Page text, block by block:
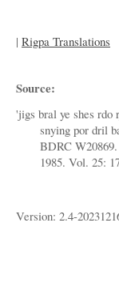
| Rigpa Translations
Source:
'jigs bral ye shes
snying por dril
BDRC
1985. Vol. 25:
Version: 2.4-